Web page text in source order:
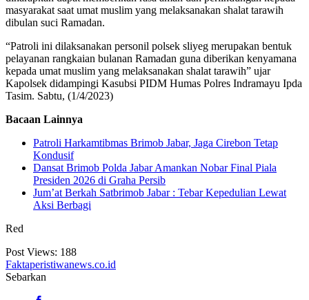
masyarakat saat umat muslim yang melaksanakan shalat tarawih
dibulan suci Ramadan.
“Patroli ini dilaksanakan personil polsek sliyeg merupakan bentuk
pelayanan rangkaian bulanan Ramadan guna diberikan kenyamana
kepada umat muslim yang melaksanakan shalat tarawih” ujar
Kapolsek didampingi Kasubsi PIDM Humas Polres Indramayu Ipda
Tasim. Sabtu, (1/4/2023)
Bacaan Lainnya
Patroli Harkamtibmas Brimob Jabar, Jaga Cirebon Tetap
Kondusif
Dansat Brimob Polda Jabar Amankan Nobar Final Piala
Presiden 2026 di Graha Persib
Jum’at Berkah Satbrimob Jabar : Tebar Kepedulian Lewat
Aksi Berbagi
Red
Post Views: 188
Faktaperistiwanews.co.id
Sebarkan